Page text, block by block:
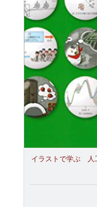
イラストで学ぶ 人